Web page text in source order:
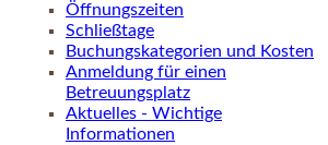
Öffnungszeiten
Schließtage
Buchungskategorien und Kosten
Anmeldung für einen
Betreuungsplatz
Aktuelles - Wichtige
Informationen